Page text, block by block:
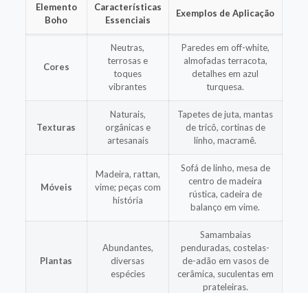
Elemento
Boho
Características
Essenciais
Exemplos de Aplicação
Cores
Neutras,
terrosas e
toques
vibrantes
Paredes em off-white,
almofadas terracota,
detalhes em azul
turquesa.
Texturas
Naturais,
orgânicas e
artesanais
Tapetes de juta, mantas
de tricô, cortinas de
linho, macramê.
Móveis
Madeira, rattan,
vime; peças com
história
Sofá de linho, mesa de
centro de madeira
rústica, cadeira de
balanço em vime.
Plantas
Abundantes,
diversas
espécies
Samambaias
penduradas, costelas-
de-adão em vasos de
cerâmica, suculentas em
prateleiras.